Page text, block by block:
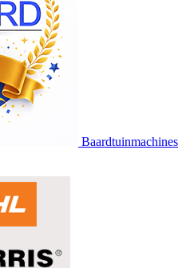
Baardtuinmachines